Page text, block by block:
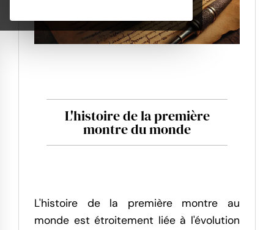
L'histoire de la première
montre du monde
L'histoire de la première montre au
monde est étroitement liée à l'évolution